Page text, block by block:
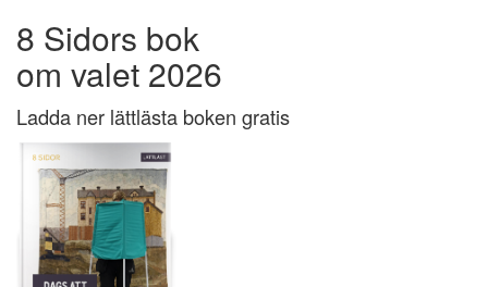
8 Sidors bok
om valet 2026
Ladda ner lättlästa boken gratis